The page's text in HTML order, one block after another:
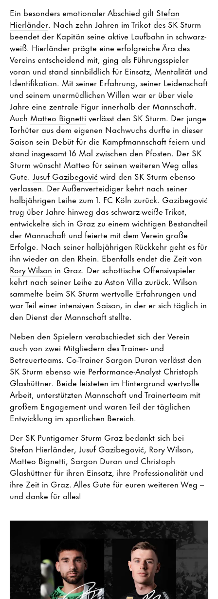
Ein besonders emotionaler Abschied gilt Stefan
Hierländer. Nach zehn Jahren im Trikot des SK Sturm
beendet der Kapitän seine aktive Laufbahn in schwarz-
weiß. Hierländer prägte eine erfolgreiche Ära des
Vereins entscheidend mit, ging als Führungsspieler
voran und stand sinnbildlich für Einsatz, Mentalität und
Identifikation. Mit seiner Erfahrung, seiner Leidenschaft
und seinem unermüdlichen Willen war er über viele
Jahre eine zentrale Figur innerhalb der Mannschaft.
Auch Matteo Bignetti verlässt den SK Sturm. Der junge
Torhüter aus dem eigenen Nachwuchs durfte in dieser
Saison sein Debüt für die Kampfmannschaft feiern und
stand insgesamt 16 Mal zwischen den Pfosten. Der SK
Sturm wünscht Matteo für seinen weiteren Weg alles
Gute. Jusuf Gazibegović wird den SK Sturm ebenso
verlassen. Der Außenverteidiger kehrt nach seiner
halbjährigen Leihe zum 1. FC Köln zurück. Gazibegović
trug über Jahre hinweg das schwarz-weiße Trikot,
entwickelte sich in Graz zu einem wichtigen Bestandteil
der Mannschaft und feierte mit dem Verein große
Erfolge. Nach seiner halbjährigen Rückkehr geht es für
ihn wieder an den Rhein. Ebenfalls endet die Zeit von
Rory Wilson in Graz. Der schottische Offensivspieler
kehrt nach seiner Leihe zu Aston Villa zurück. Wilson
sammelte beim SK Sturm wertvolle Erfahrungen und
war Teil einer intensiven Saison, in der er sich täglich in
den Dienst der Mannschaft stellte.
Neben den Spielern verabschiedet sich der Verein
auch von zwei Mitgliedern des Trainer- und
Betreuerteams. Co-Trainer Sargon Duran verlässt den
SK Sturm ebenso wie Performance-Analyst Christoph
Glashüttner. Beide leisteten im Hintergrund wertvolle
Arbeit, unterstützten Mannschaft und Trainerteam mit
großem Engagement und waren Teil der täglichen
Entwicklung im sportlichen Bereich.
Der SK Puntigamer Sturm Graz bedankt sich bei
Stefan Hierländer, Jusuf Gazibegović, Rory Wilson,
Matteo Bignetti, Sargon Duran und Christoph
Glashüttner für ihren Einsatz, ihre Professionalität und
ihre Zeit in Graz. Alles Gute für euren weiteren Weg –
und danke für alles!